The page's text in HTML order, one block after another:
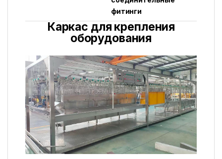
фитинги
Каркас для крепления
оборудования